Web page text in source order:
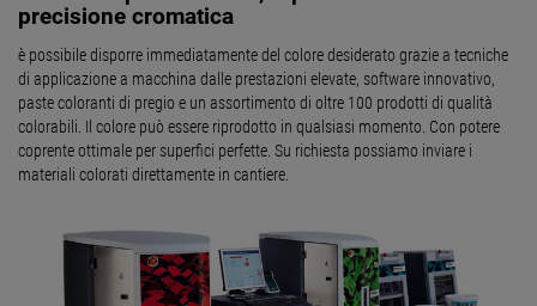
precisione cromatica
è possibile disporre immediatamente del colore desiderato grazie a tecniche
di applicazione a macchina dalle prestazioni elevate, software innovativo,
paste coloranti di pregio e un assortimento di oltre 100 prodotti di qualità
colorabili. Il colore può essere riprodotto in qualsiasi momento. Con potere
coprente ottimale per superfici perfette. Su richiesta possiamo inviare i
materiali colorati direttamente in cantiere.